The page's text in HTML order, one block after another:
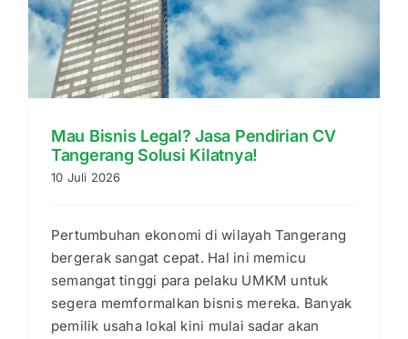
Kontak
Mau Bisnis Legal? Jasa Pendirian CV
Tangerang Solusi Kilatnya!
10 Juli 2026
Pertumbuhan ekonomi di wilayah Tangerang
bergerak sangat cepat. Hal ini memicu
semangat tinggi para pelaku UMKM untuk
segera memformalkan bisnis mereka. Banyak
pemilik usaha lokal kini mulai sadar akan